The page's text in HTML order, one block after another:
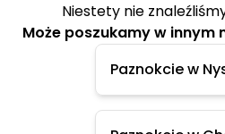
Niestety nie
Może poszukamy w innym
Paznokcie w